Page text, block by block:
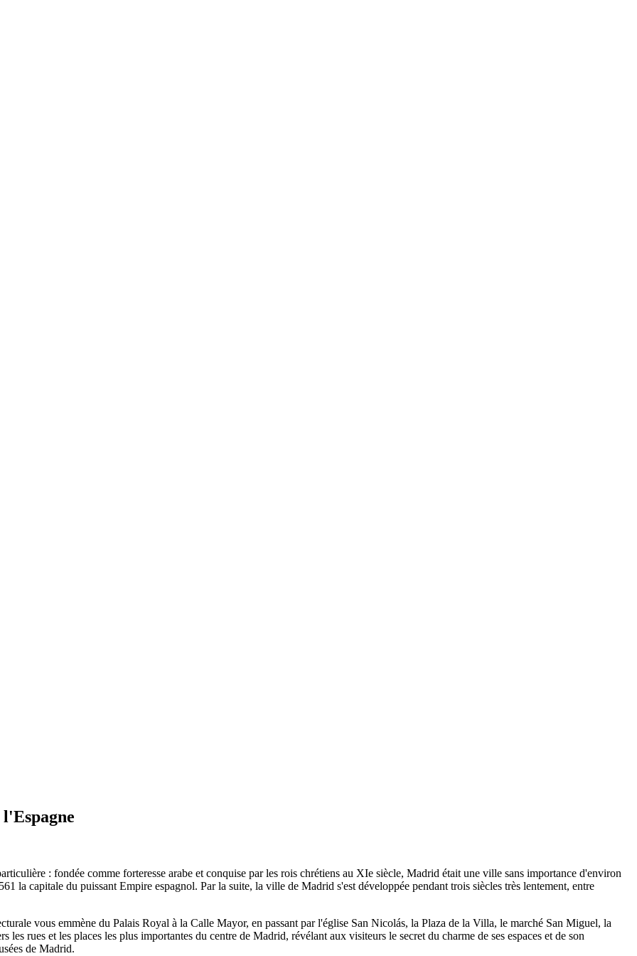
: fondée comme forteresse arabe et conquise par les rois chrétiens au XIe siècle, Madrid était une ville sans importance d'environ
la capitale du puissant Empire espagnol. Par la suite, la ville de Madrid s'est développée pendant trois siècles très lentement, entre
vous emmène du Palais Royal à la Calle Mayor, en passant par l'église San Nicolás, la Plaza de la Villa, le marché San Miguel, la
rues et les places les plus importantes du centre de Madrid, révélant aux visiteurs le secret du charme de ses espaces et de son
de Madrid.